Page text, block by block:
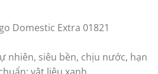
Domestic Extra 01821
nhiên, siêu bền, chịu nước, hạn